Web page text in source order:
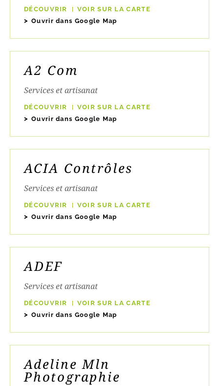
DÉCOUVRIR
VOIR SUR LA CARTE
Ouvrir dans Google Map
A2 Com
Services et artisanat
DÉCOUVRIR
VOIR SUR LA CARTE
Ouvrir dans Google Map
ACIA Contrôles
Services et artisanat
DÉCOUVRIR
VOIR SUR LA CARTE
Ouvrir dans Google Map
ADEF
Services et artisanat
DÉCOUVRIR
VOIR SUR LA CARTE
Ouvrir dans Google Map
Adeline Mln
Photographie